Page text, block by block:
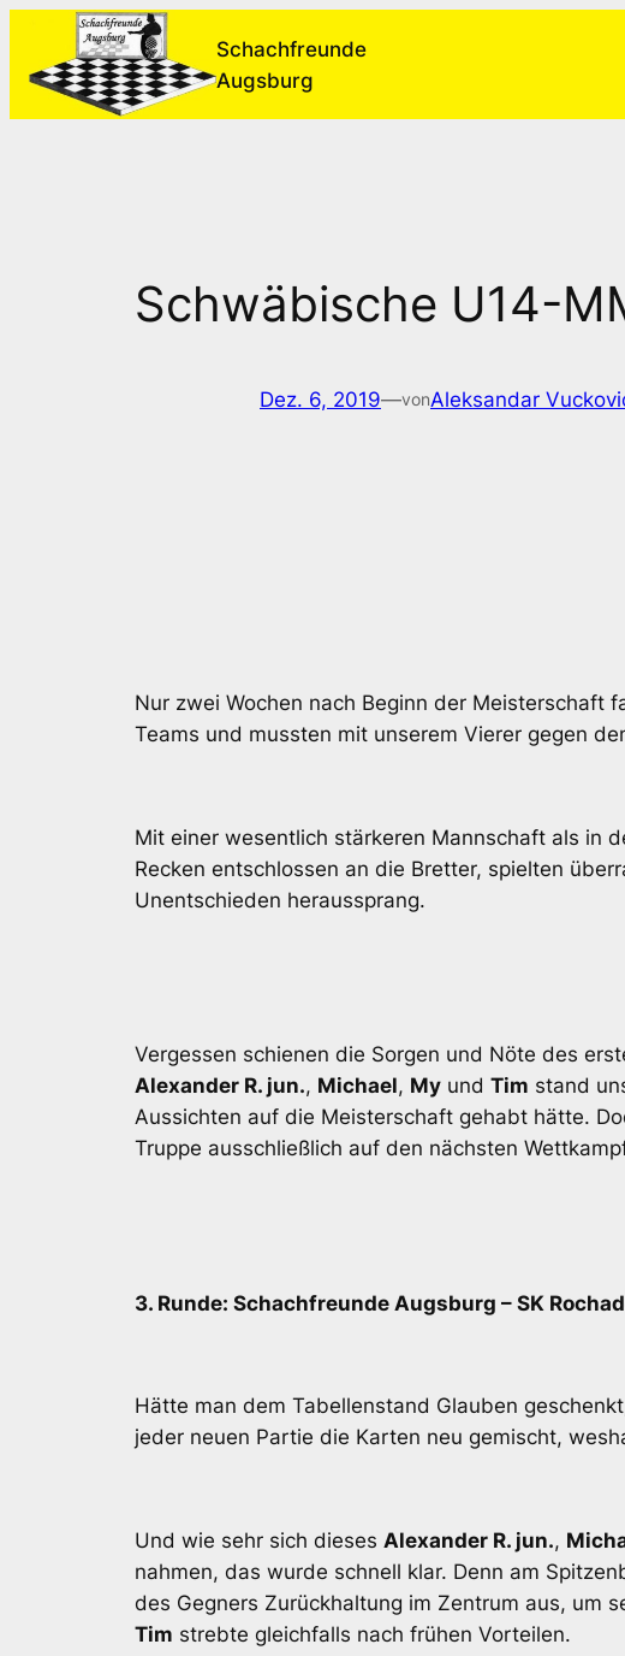
springen
Schachfreunde
Augsburg
Schwäbische U14-
Dez. 6, 2019—vonAleksandar
Nur zwei Wochen nach Beginn der Meisterschaft
Teams und mussten mit unserem Vierer gegen
Mit einer wesentlich stärkeren Mannschaft als in
Recken entschlossen an die Bretter, spielten
Unentschieden heraussprang.
Vergessen schienen die Sorgen und Nöte des
Alexander R. jun., Michael, My und Tim stand
Aussichten auf die Meisterschaft gehabt hätte.
Truppe ausschließlich auf den nächsten
3. Runde: Schachfreunde Augsburg – SK
Hätte man dem Tabellenstand Glauben
jeder neuen Partie die Karten neu gemischt,
Und wie sehr sich dieses Alexander R. jun.,
nahmen, das wurde schnell klar. Denn am
des Gegners Zurückhaltung im Zentrum aus, um
Tim strebte gleichfalls nach frühen Vorteilen.